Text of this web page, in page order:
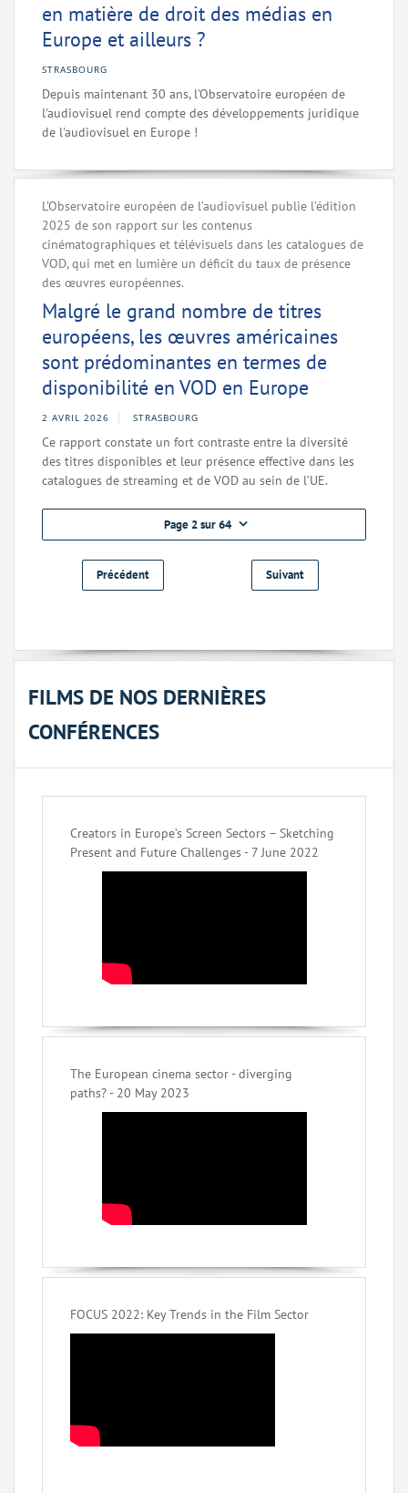
en matière de droit des médias en
Europe et ailleurs ?
STRASBOURG
Depuis maintenant 30 ans, l'Observatoire européen de
l'audiovisuel rend compte des développements juridique
de l'audiovisuel en Europe !
L’Observatoire européen de l’audiovisuel publie l’édition
2025 de son rapport sur les contenus
cinématographiques et télévisuels dans les catalogues de
VOD, qui met en lumière un déficit du taux de présence
des œuvres européennes.
Malgré le grand nombre de titres
européens, les œuvres américaines
sont prédominantes en termes de
disponibilité en VOD en Europe
2 AVRIL 2026 STRASBOURG
Ce rapport constate un fort contraste entre la diversité
des titres disponibles et leur présence effective dans les
catalogues de streaming et de VOD au sein de l’UE.
Page 2 sur 64
Précédent Suivant
FILMS DE NOS DERNIÈRES
CONFÉRENCES
Creators in Europe’s Screen Sectors – Sketching
Present and Future Challenges - 7 June 2022
The European cinema sector - diverging
paths? - 20 May 2023
FOCUS 2022: Key Trends in the Film Sector